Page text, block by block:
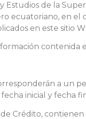
Estudios de la
ecuatoriano, en
en este sitio
a un
inicial y fecha
Crédito,